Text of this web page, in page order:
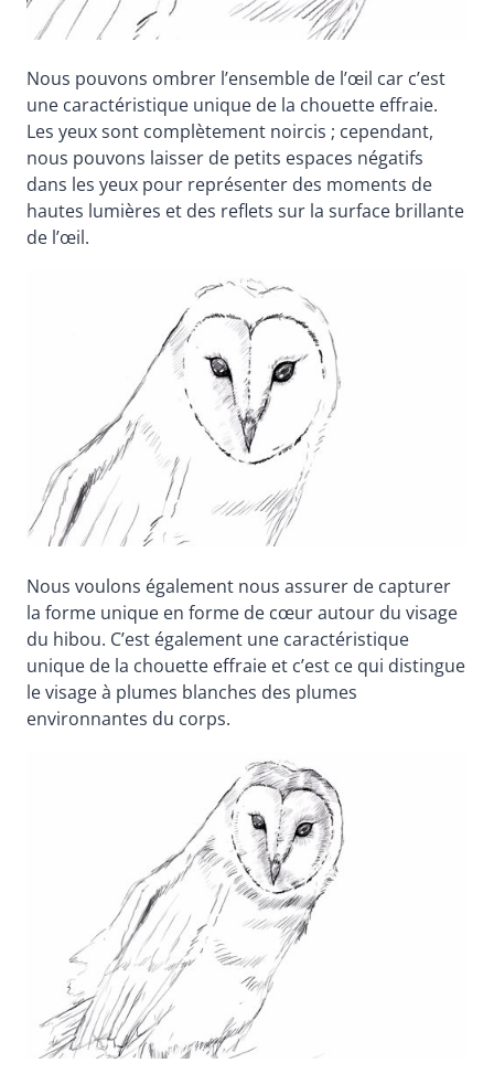
Nous pouvons ombrer l’ensemble de l’œil car c’est
une caractéristique unique de la chouette effraie.
Les yeux sont complètement noircis ; cependant,
nous pouvons laisser de petits espaces négatifs
dans les yeux pour représenter des moments de
hautes lumières et des reflets sur la surface brillante
de l’œil.
Nous voulons également nous assurer de capturer
la forme unique en forme de cœur autour du visage
du hibou. C’est également une caractéristique
unique de la chouette effraie et c’est ce qui distingue
le visage à plumes blanches des plumes
environnantes du corps.